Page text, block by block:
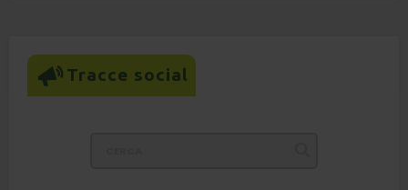
Tracce social